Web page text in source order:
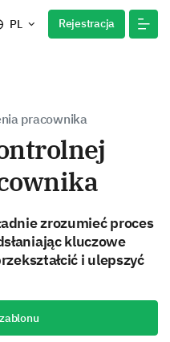
PL Rejestracja
pracownika
zrozumieć proces
kluczowe
i ulepszyć